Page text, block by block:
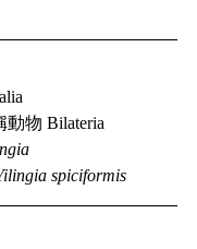
物 Bilateria
spiciformis